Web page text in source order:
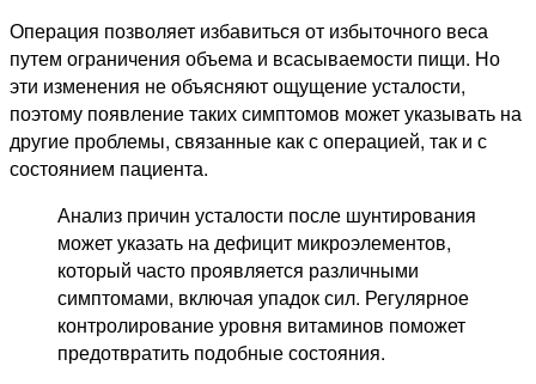
Операция позволяет избавиться от избыточного веса
путем ограничения объема и всасываемости пищи. Но
эти изменения не объясняют ощущение усталости,
поэтому появление таких симптомов может указывать на
другие проблемы, связанные как с операцией, так и с
состоянием пациента.
Анализ причин усталости после шунтирования
может указать на дефицит микроэлементов,
который часто проявляется различными
симптомами, включая упадок сил. Регулярное
контролирование уровня витаминов поможет
предотвратить подобные состояния.